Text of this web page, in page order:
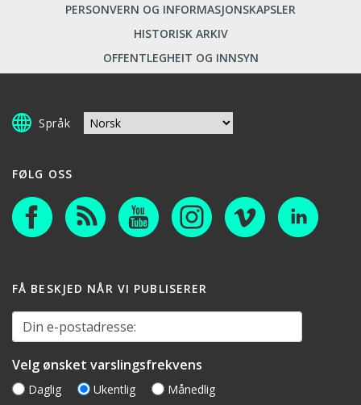
PERSONVERN OG INFORMASJONSKAPSLER
HISTORISK ARKIV
OFFENTLEGHEIT OG INNSYN
Språk
FØLG OSS
FÅ BESKJED NÅR VI PUBLISERER
Din e-postadresse:
Velg ønsket varslingsfrekvens
Daglig Ukentlig Månedlig